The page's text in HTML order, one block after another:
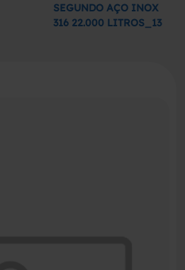
SEGUNDO AÇO INOX
316 22.000 LITROS_13